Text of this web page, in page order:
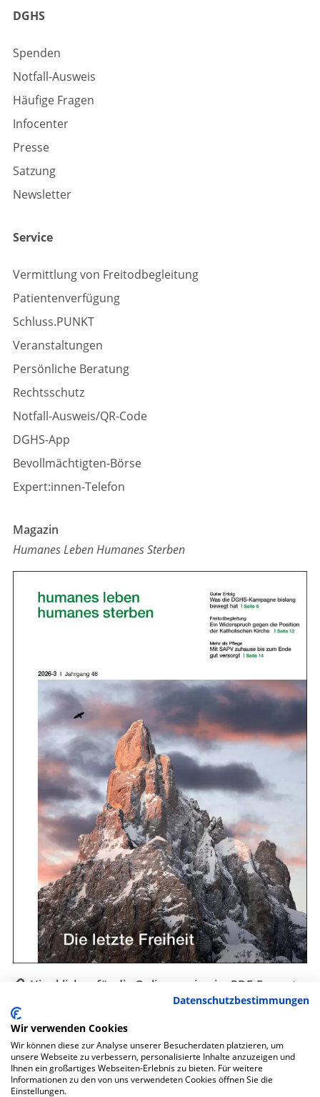
Datenschutzbestimmungen
Wir verwenden Cookies
Wir können diese zur Analyse unserer Besucherdaten platzieren, um
unsere Webseite zu verbessern, personalisierte Inhalte anzuzeigen und
Ihnen ein großartiges Webseiten-Erlebnis zu bieten. Für weitere
Informationen zu den von uns verwendeten Cookies öffnen Sie die
Einstellungen.
DGHS
Spenden
Notfall-Ausweis
Häufige Fragen
Infocenter
Presse
Satzung
Newsletter
Service
Vermittlung von Freitodbegleitung
Patientenverfügung
Schluss.PUNKT
Veranstaltungen
Persönliche Beratung
Rechtsschutz
Notfall-Ausweis/QR-Code
DGHS-App
Bevollmächtigten-Börse
Expert:innen-Telefon
Magazin
Humanes Leben Humanes Sterben
Hier klicken für die Onlineversion im PDF-Format
Auch als gedruckte Zeitschrift erhältlich.
Datenschutz